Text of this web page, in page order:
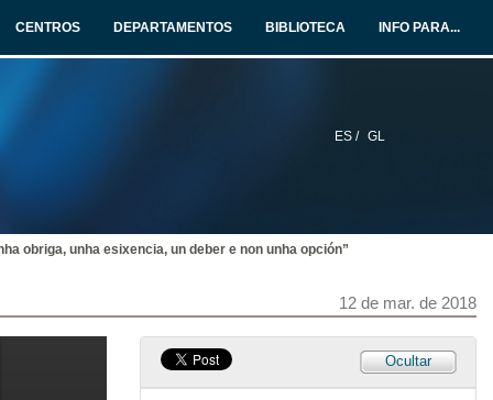
CENTROS DEPARTAMENTOS BIBLIOTECA INFO PARA...
ES / GL
obriga, unha esixencia, un deber e non unha opción”
12 de mar. de 2018
Ocultar
Resumo das JAI 2018
Showroom Industria 4.0